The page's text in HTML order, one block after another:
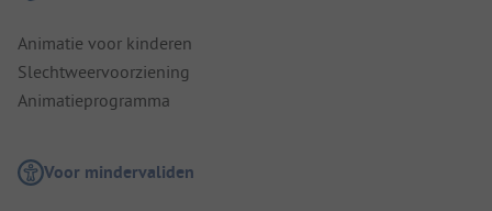
Animatie voor kinderen
Slechtweervoorziening
Animatieprogramma
Voor mindervaliden